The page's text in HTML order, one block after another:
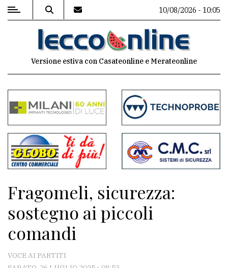
MENU
commenti
Contenuti
del
sito
Meteo
CONTATTI
La
10/08/2026 - 10:05
Versione estiva con Casateonline e Merateonline
Fragomeli, sicurezza:
sostegno ai piccoli
comandi
VOCE AI PARTITI